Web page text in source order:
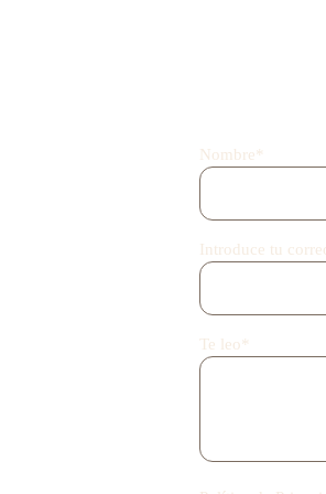
Nombre*
Introduce tu
Te leo*